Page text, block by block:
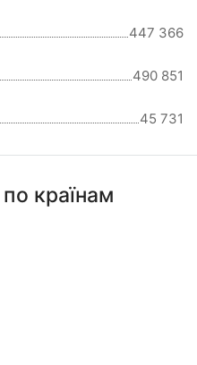
447 366
490 851
45 731
країнам